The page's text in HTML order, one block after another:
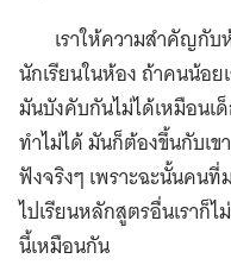
เราให้ความสำคัญกับ
นักเรียนในห้อง ถ้าคนน้อย
มันบังคับกันไม่ได้เหมือนเ
ทำไม่ได้ มันก็ต้องขึ้นกับเข
ฟังจริงๆ เพราะฉะนั้นคนที่
ไปเรียนหลักสูตรอื่นเราก็
นี้เหมือนกัน